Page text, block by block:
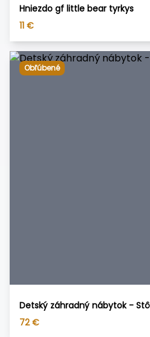
Hniezdo gf little bear tyrkys
11 €
Obľúbené
Detský záhradný nábytok -
72 €